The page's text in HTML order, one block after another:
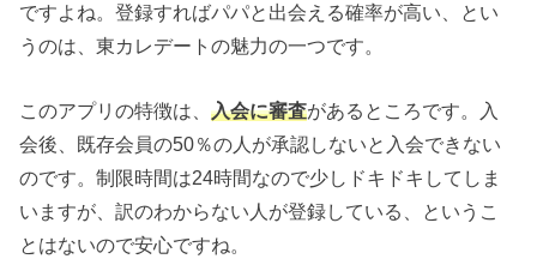
ですよね。登録すればパパと出会える確率が高い、とい
うのは、東カレデートの魅力の一つです。
このアプリの特徴は、入会に審査があるところです。入
会後、既存会員の50％の人が承認しないと入会できない
のです。制限時間は24時間なので少しドキドキしてしま
いますが、訳のわからない人が登録している、というこ
とはないので安心ですね。